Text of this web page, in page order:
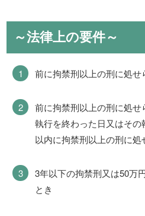
～法律上の要件～
前に拘禁刑以上の刑に処
前に拘禁刑以上の刑に処
執行を終わった日又はそ
以内に拘禁刑以上の刑に
3年以下の拘禁刑又は50万
とき